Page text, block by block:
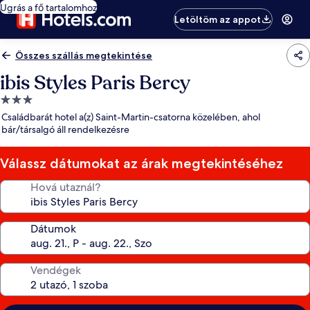
Ugrás a fő tartalomhoz
Letöltöm az appot
Összes szállás megtekintése
ibis Styles Paris Bercy
3.0
csillagos
szálláshely
Családbarát hotel a(z) Saint-Martin-csatorna közelében, ahol
bár/társalgó áll rendelkezésre
Válassz dátumokat az árak megtekintéséhez
Hová utaznál?
Dátumok
Vendégek